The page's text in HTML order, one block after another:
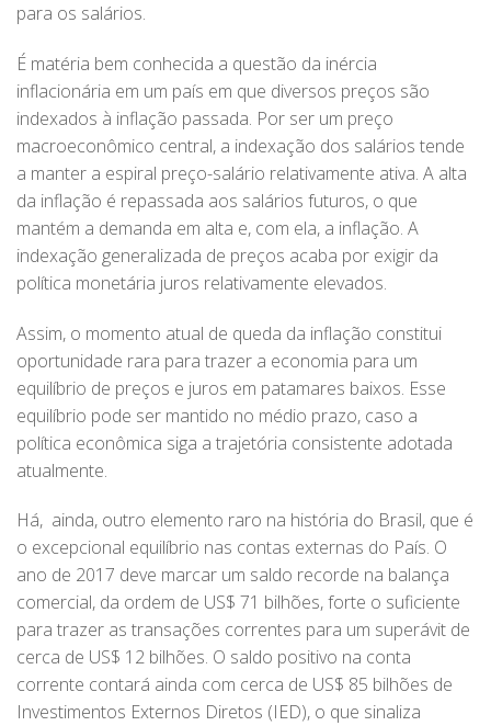
para os salários.
É matéria bem conhecida a questão da inércia
inflacionária em um país em que diversos preços são
indexados à inflação passada. Por ser um preço
macroeconômico central, a indexação dos salários tende
a manter a espiral preço-salário relativamente ativa. A alta
da inflação é repassada aos salários futuros, o que
mantém a demanda em alta e, com ela, a inflação. A
indexação generalizada de preços acaba por exigir da
política monetária juros relativamente elevados.
Assim, o momento atual de queda da inflação constitui
oportunidade rara para trazer a economia para um
equilíbrio de preços e juros em patamares baixos. Esse
equilíbrio pode ser mantido no médio prazo, caso a
política econômica siga a trajetória consistente adotada
atualmente.
Há, ainda, outro elemento raro na história do Brasil, que é
o excepcional equilíbrio nas contas externas do País. O
ano de 2017 deve marcar um saldo recorde na balança
comercial, da ordem de US$ 71 bilhões, forte o suficiente
para trazer as transações correntes para um superávit de
cerca de US$ 12 bilhões. O saldo positivo na conta
corrente contará ainda com cerca de US$ 85 bilhões de
Investimentos Externos Diretos (IED), o que sinaliza